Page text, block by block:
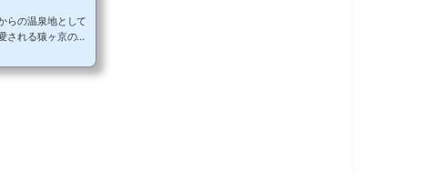
らの温泉地として
される猿ヶ京の共
」と呼ばれる民